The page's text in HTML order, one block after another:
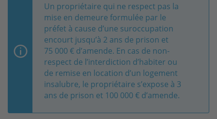
Un propriétaire qui ne respect pas la
mise en demeure formulée par le
préfet à cause d’une suroccupation
encourt jusqu’à 2 ans de prison et
75 000 € d’amende. En cas de non-
respect de l’interdiction d’habiter ou
de remise en location d’un logement
insalubre, le propriétaire s’expose à 3
ans de prison et 100 000 € d’amende.